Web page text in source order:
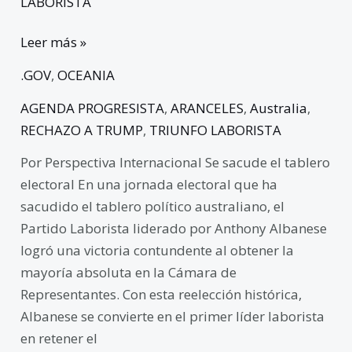
Leer más »
.GOV,OCEANIA
AGENDA PROGRESISTA,ARANCELES,Australia,
RECHAZO A TRUMP, TRIUNFO LABORISTA
Por Perspectiva Internacional Se sacude el tablero
electoral En una jornada electoral que ha
sacudido el tablero político australiano, el
Partido Laborista liderado por Anthony Albanese
logró una victoria contundente al obtener la
mayoría absoluta en la Cámara de
Representantes. Con esta reelección histórica,
Albanese se convierte en el primer líder laborista
en retener el